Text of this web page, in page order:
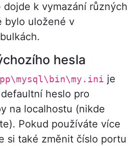
dojde k vymazání různých
bylo uložené v
hesla
je
heslo pro
na localhostu (nikde
Pokud používáte více
si také změnit číslo portu